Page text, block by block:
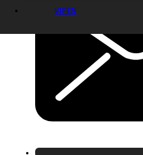
VIPEN